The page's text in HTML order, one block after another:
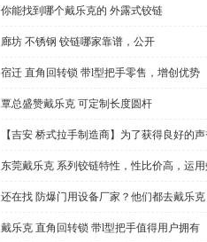
你能找到哪个戴乐克的 外露式铰链
廊坊 不锈钢 铰链哪家靠谱，公开
宿迁 直角回转锁 带l型把手零售，增创优势
覃总盛赞戴乐克 可定制长度圆杆
【吉安 桥式拉手制造商】为了获得良好的
东莞戴乐克 系列铰链特性，性比价高，运
还在找 防爆门用设备厂家？他们都去戴乐克
戴乐克 直角回转锁 带l型把手值得用户拥有